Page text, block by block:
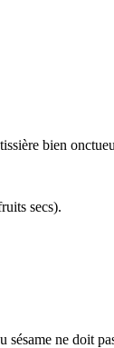
bien
secs).
ne doit